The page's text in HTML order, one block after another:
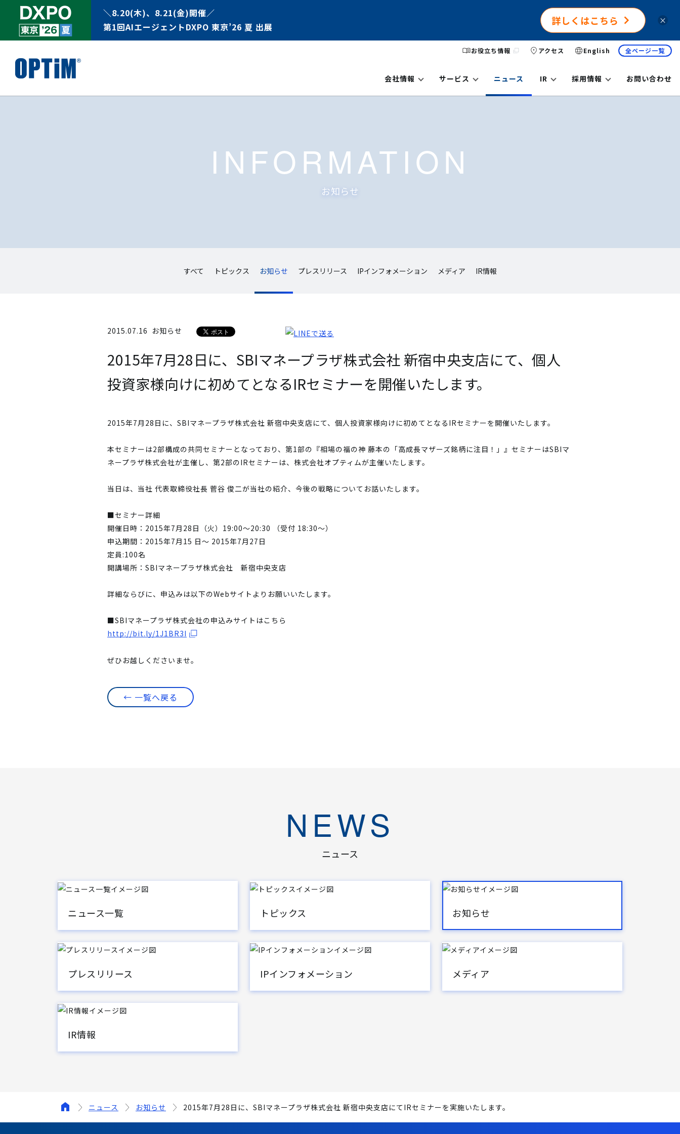
＼8.20(木)、8.21(金)開催／
第1回AIエージェントDXPO 東京’26 夏 出展
詳しくはこちら ×
お役立ち情報 アクセス English 全ページ一覧
会社情報 サービス ニュース IR 採用情報 お問い合わせ
INFORMATION
お知らせ
すべて トピックス お知らせ プレスリリース IPインフォメーション メディア IR情報
2015.07.16 お知らせ
2015年7月28日に、SBIマネープラザ株式会社 新宿中央支店にて、個人
投資家様向けに初めてとなるIRセミナーを開催いたします。
2015年7月28日に、SBIマネープラザ株式会社 新宿中央支店にて、個人投資家様向けに初めてとなるIRセミナーを開催いたします。
本セミナーは2部構成の共同セミナーとなっており、第1部の『相場の福の神 藤本の「高成長マザーズ銘柄に注目！」』セミナーはSBIマ
ネープラザ株式会社が主催し、第2部のIRセミナーは、株式会社オプティムが主催いたします。
当日は、当社 代表取締役社長 菅谷 俊二が当社の紹介、今後の戦略についてお話いたします。
■セミナー詳細
開催日時：2015年7月28日（火）19:00～20:30 （受付 18:30～）
申込期間：2015年7月15 日～ 2015年7月27日
定員:100名
開講場所：SBIマネープラザ株式会社 新宿中央支店
詳細ならびに、申込みは以下のWebサイトよりお願いいたします。
■SBIマネープラザ株式会社の申込みサイトはこちら
http://bit.ly/1J1BR3I
ぜひお越しくださいませ。
← 一覧へ戻る
NEWS
ニュース
ニュース一覧 トピックス お知らせ
プレスリリース IPインフォメーション メディア
IR情報
ニュース お知らせ 2015年7月28日に、SBIマネープラザ株式会社 新宿中央支店にてIRセミナーを実施いたします。